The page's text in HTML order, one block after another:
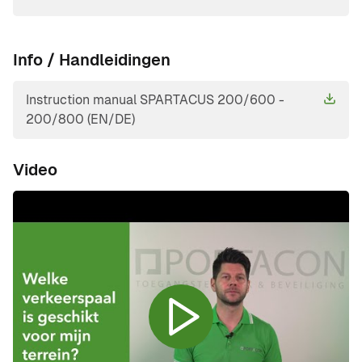
Info / Handleidingen
Instruction manual SPARTACUS 200/600 -
200/800 (EN/DE)
Video